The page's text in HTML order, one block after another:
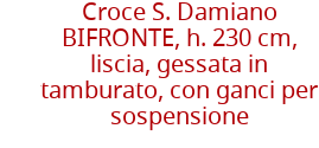
Croce S. Damiano
BIFRONTE, h. 230 cm,
liscia, gessata in
tamburato, con ganci per
sospensione